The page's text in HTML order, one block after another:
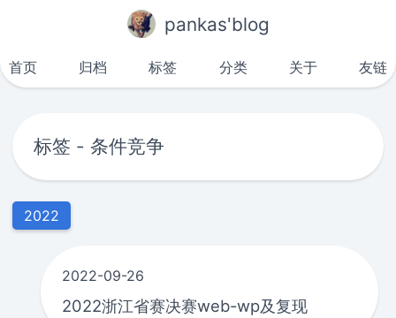
pankas'blog
首页 归档 标签 分类 关于 友链
标签 - 条件竞争
2022
2022-09-26
2022浙江省赛决赛web-wp及复现